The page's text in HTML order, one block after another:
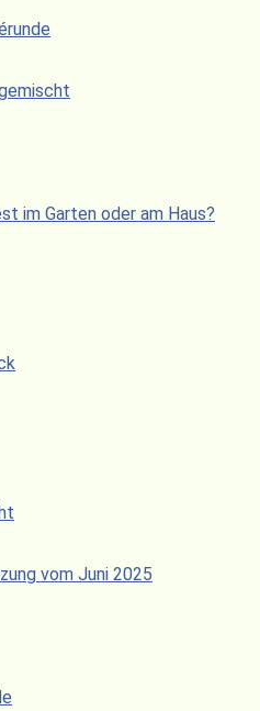
im Garten oder am Haus?
vom Juni 2025